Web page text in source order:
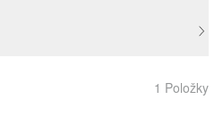
1 Položky